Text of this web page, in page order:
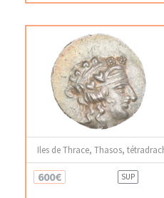
Iles de Thrace, Thasos,
600€ SUP